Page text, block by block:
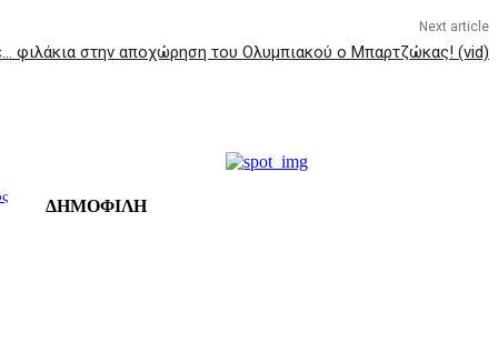
Next article
φιλάκια στην αποχώρηση του Ολυμπιακού ο Μπαρτζώκας! (vid)
ΔΗΜΟΦΙΛΗ